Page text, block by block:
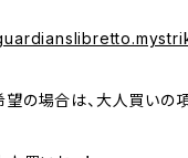
の場合は、大人買いの